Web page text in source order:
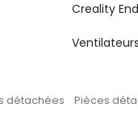
Creality
Ventilateurs
détachées Pièces